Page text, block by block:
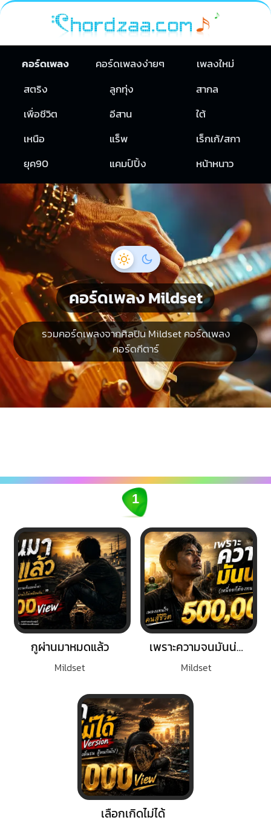
คอร์ดเพลง คอร์ดเพลงง่ายๆ
เพลงใหม่
สตริง
ลูกทุ่ง
สากล
เพื่อชีวิต
อีสาน
ใต้
เหนือ
แร็พ
เร็กเก้/สกา
ยุค90
แคมป์ปิ้ง หน้าหนาว
คอร์ดเพลง Mildset
รวมคอร์ดเพลงจากศิลปิน Mildset คอร์ดเพลง
คอร์ดกีตาร์
1
กูผ่านมาหมดแล้ว
Mildset
เพราะความจนมันน่ากลัว
Mildset
เลือกเกิดไม่ได้